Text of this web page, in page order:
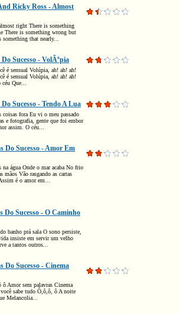
Ricky Ross - Almost
right There is something
There is something wrong but
that nearly...
Sucesso - VolÃºpia
é sensual Volúpia, ah! ah! ah!
é sensual Volúpia, ah! ah! ah!
Que...
Sucesso - Tendo A Lua
coisas fora Eu vi o meu passado
e fotografia, gente que foi embor
assim. O céu...
Do Sucesso - Amor Em
na água Onde o mar acaba No frio
mãos Vão rasgando as cartas
é o amor em...
Do Sucesso - O Caminho
banho prá sala O sono persiste,
insiste em servir um velho
a tantos outros...
Do Sucesso - Cinema
Amor sem palavras Cinema
sabe tudo Ô,ô,ô, ô A noite
Melancolia...